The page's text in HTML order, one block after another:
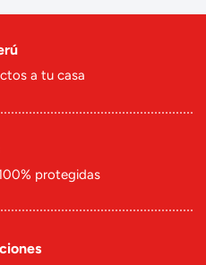
a tu casa
protegidas